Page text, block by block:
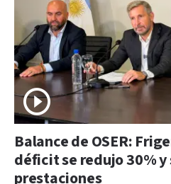
Balance de OSER:
déficit se redujo 30% y
prestaciones